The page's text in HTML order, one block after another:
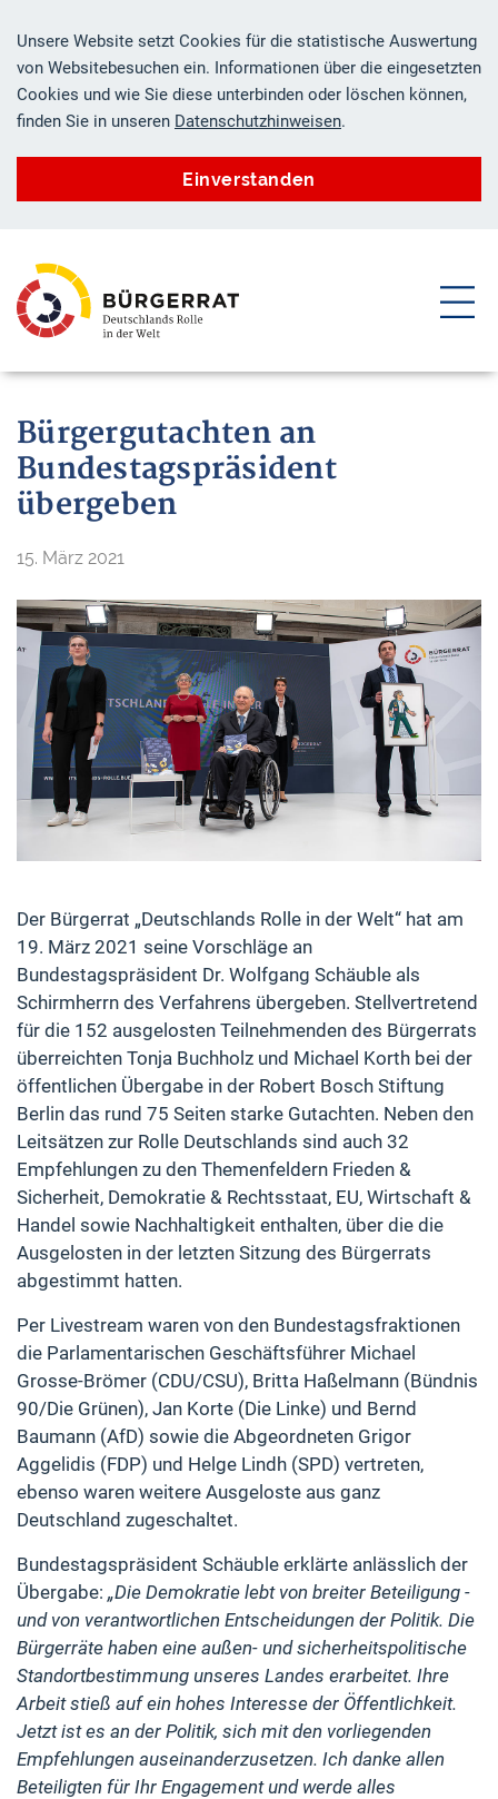
Unsere Website setzt Cookies für die statistische Auswertung
von Websitebesuchen ein. Informationen über die eingesetzten
Cookies und wie Sie diese unterbinden oder löschen können,
finden Sie in unseren Datenschutzhinweisen.
Einverstanden
ZUR SUCHE SPRINGEN
Bürgergutachten an
Bundestagspräsident
übergeben
15. März 2021
Der Bürgerrat „Deutschlands Rolle in der Welt“ hat am
19. März 2021 seine Vorschläge an
Bundestagspräsident Dr. Wolfgang Schäuble als
Schirmherrn des Verfahrens übergeben. Stellvertretend
für die 152 ausgelosten Teilnehmenden des Bürgerrats
überreichten Tonja Buchholz und Michael Korth bei der
öffentlichen Übergabe in der Robert Bosch Stiftung
Berlin das rund 75 Seiten starke Gutachten. Neben den
Leitsätzen zur Rolle Deutschlands sind auch 32
Empfehlungen zu den Themenfeldern Frieden &
Sicherheit, Demokratie & Rechtsstaat, EU, Wirtschaft &
Handel sowie Nachhaltigkeit enthalten, über die die
Ausgelosten in der letzten Sitzung des Bürgerrats
abgestimmt hatten.
Per Livestream waren von den Bundestagsfraktionen
die Parlamentarischen Geschäftsführer Michael
Grosse-Brömer (CDU/CSU), Britta Haßelmann (Bündnis
90/Die Grünen), Jan Korte (Die Linke) und Bernd
Baumann (AfD) sowie die Abgeordneten Grigor
Aggelidis (FDP) und Helge Lindh (SPD) vertreten,
ebenso waren weitere Ausgeloste aus ganz
Deutschland zugeschaltet.
Bundestagspräsident Schäuble erklärte anlässlich der
Übergabe: „Die Demokratie lebt von breiter Beteiligung -
und von verantwortlichen Entscheidungen der Politik. Die
Bürgerräte haben eine außen- und sicherheitspolitische
Standortbestimmung unseres Landes erarbeitet. Ihre
Arbeit stieß auf ein hohes Interesse der Öffentlichkeit.
Jetzt ist es an der Politik, sich mit den vorliegenden
Empfehlungen auseinanderzusetzen. Ich danke allen
Beteiligten für Ihr Engagement und werde alles